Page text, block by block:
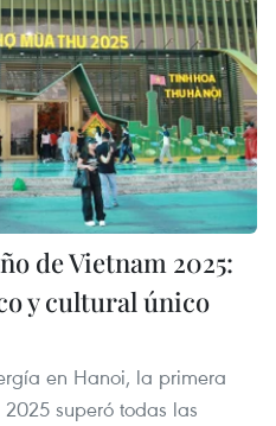
de Vietnam 2025:
y cultural único
en Hanoi, la primera
superó todas las